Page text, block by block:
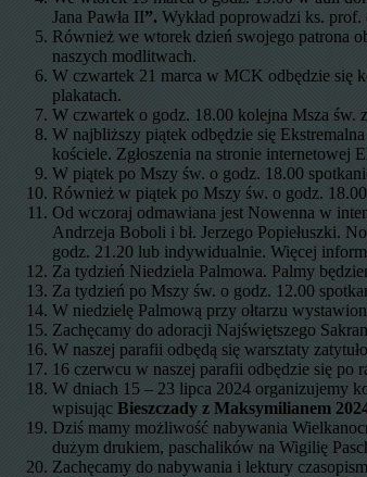
Jana Pawła II”. Wykład poprowadzi ks. prof.
Również we wtorek dzień swojego patrona
naszych modlitwach.
W czwartek 21 marca w MCK odbędzie się
plakatach.
W czwartek o godz. 18.00 kolejna Msza św.
W najbliższy piątek odbędzie się
kościele. Zgłoszenia na stronie internetowej
W piątek po Mszy św. o godz. 18.00
Również w piątek po Mszy św. o godz.
Od wczoraj odmawiana jest Nowenna w
Andrzeja Boboli i bł. Jerzego Popiełuszki.
godz. 21.20 lub indywidualnie. Więcej
Za tydzień Niedziela Palmowa. Palmy
Za tydzień po Mszy św. o godz. 12.00
W niedzielę Palmową przy ołtarzu
Zachęcamy do adoracji Najświętszego
W naszej parafii odbędą się warsztaty
16 czerwcu w naszej parafii odbędzie się po
W dniach 15 – 23 lipca 2024 organizujemy
wpisując Bieszczady z Maksymilianem
Dziś mamy możliwość nabywania
dużym drukiem, paschalików na Wigilię
Zachęcamy do nabywania i lektury